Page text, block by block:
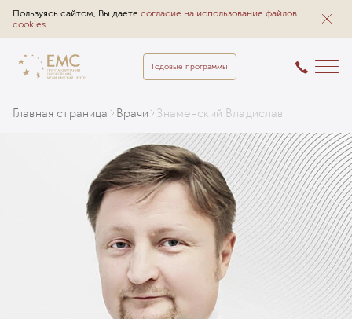
Пользуясь сайтом, Вы даете согласие на использование файлов
cookies
Годовые программы
Главная страница Врачи Знаменский Владислав